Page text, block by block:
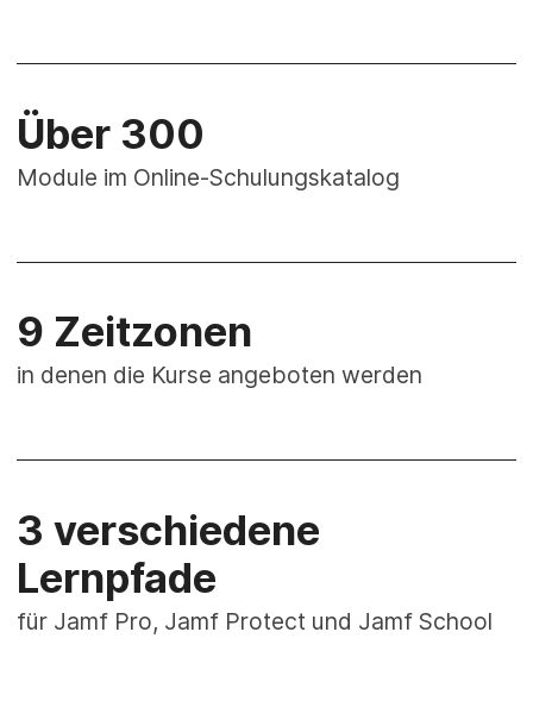
Über 300
Module im Online-Schulungskatalog
9 Zeitzonen
in denen die Kurse angeboten werden
3 verschiedene
Lernpfade
für Jamf Pro, Jamf Protect und Jamf School